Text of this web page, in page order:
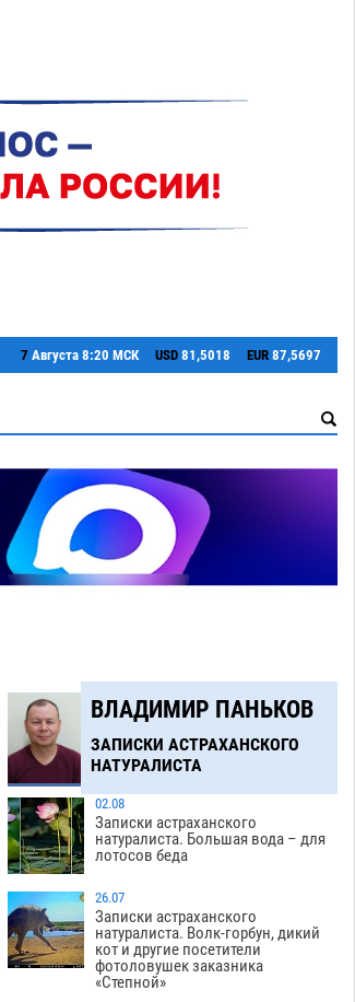
7 Августа 8:20 МСК USD 81,5018 EUR 87,5697
ВЛАДИМИР ПАНЬКОВ
ЗАПИСКИ АСТРАХАНСКОГО
НАТУРАЛИСТА
02.08
Записки астраханского
натуралиста. Большая вода – для
лотосов беда
26.07
Записки астраханского
натуралиста. Волк-горбун, дикий
кот и другие посетители
фотоловушек заказника
«Степной»